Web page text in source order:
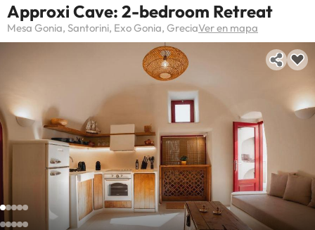
Approxi Cave: 2-bedroom Retreat
Mesa Gonia, Santorini, Exo Gonia, GreciaVer en mapa